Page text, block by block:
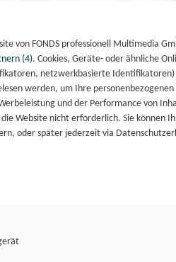
von FONDS professionell Multimedia
(4). Cookies, Geräte- oder ähnliche
netzwerkbasierte Identifikatoren)
werden, um Ihre
und der Performance von
Website nicht erforderlich. Sie können
oder später jederzeit via